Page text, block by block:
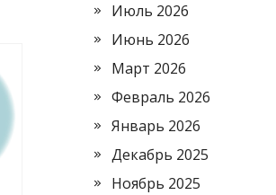
Июль 2026
Июнь 2026
Март 2026
Февраль 2026
Январь 2026
Декабрь 2025
Ноябрь 2025